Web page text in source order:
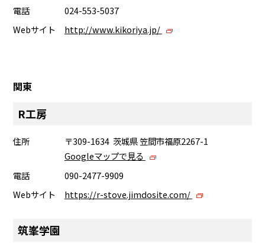
電話
024-553-5037
Webサイト
http://www.kikoriya.jp/
関東
R工房
住所
〒309-1634 茨城県 笠間市福原2267-1
Googleマップで見る
電話
090-2477-9909
Webサイト
https://r-stove.jimdosite.com/
筑峯学園